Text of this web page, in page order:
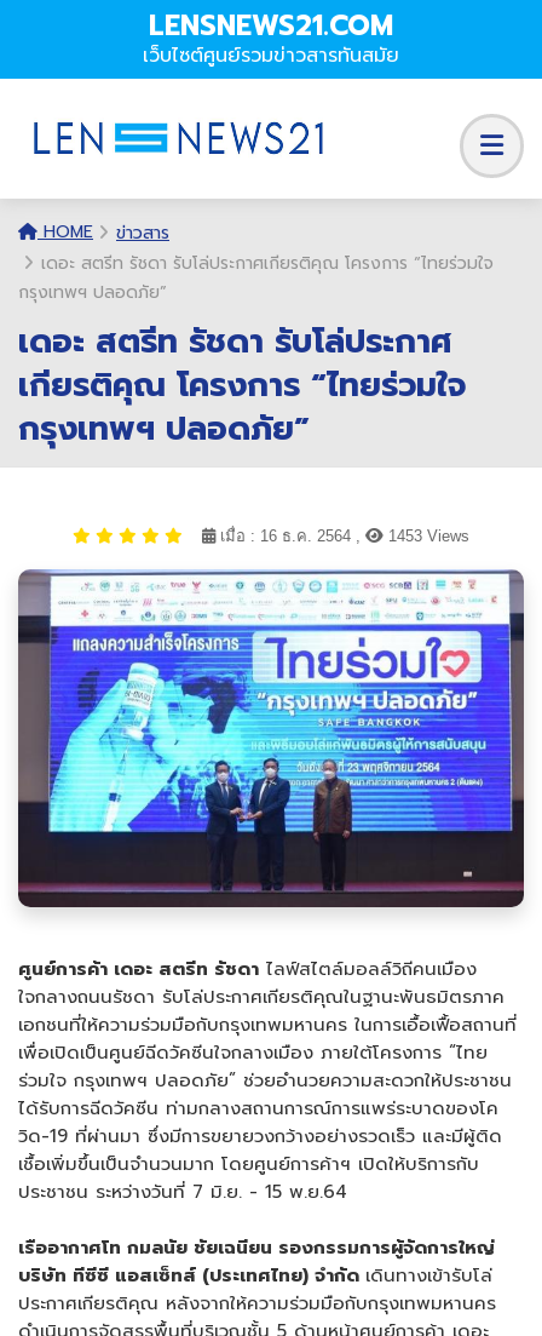
LENSNEWS21.COM
เว็บไซต์ศูนย์รวมข่าวสารทันสมัย
HOME
ข่าวสาร
เดอะ สตรีท รัชดา รับโล่ประกาศเกียรติคุณ โครงการ “ไทยร่วมใจ
กรุงเทพฯ ปลอดภัย”
เดอะ สตรีท รัชดา รับโล่ประกาศ
เกียรติคุณ โครงการ “ไทยร่วมใจ
กรุงเทพฯ ปลอดภัย”
เมื่อ : 16 ธ.ค. 2564 , 1453 Views
ศูนย์การค้า เดอะ สตรีท รัชดา ไลฟ์สไตล์มอลล์วิถีคนเมือง
ใจกลางถนนรัชดา รับโล่ประกาศเกียรติคุณในฐานะพันธมิตรภาค
เอกชนที่ให้ความร่วมมือกับกรุงเทพมหานคร ในการเอื้อเฟื้อสถานที่
เพื่อเปิดเป็นศูนย์ฉีดวัคซีนใจกลางเมือง ภายใต้โครงการ “ไทย
ร่วมใจ กรุงเทพฯ ปลอดภัย” ช่วยอำนวยความสะดวกให้ประชาชน
ได้รับการฉีดวัคซีน ท่ามกลางสถานการณ์การแพร่ระบาดของโค
วิด-19 ที่ผ่านมา ซึ่งมีการขยายวงกว้างอย่างรวดเร็ว และมีผู้ติด
เชื้อเพิ่มขึ้นเป็นจำนวนมาก โดยศูนย์การค้าฯ เปิดให้บริการกับ
ประชาชน ระหว่างวันที่ 7 มิ.ย. - 15 พ.ย.64
เรืออากาศโท กมลนัย ชัยเฉนียน รองกรรมการผู้จัดการใหญ่
บริษัท ทีซีซี แอสเซ็ทส์ (ประเทศไทย) จำกัด เดินทางเข้ารับโล่
ประกาศเกียรติคุณ หลังจากให้ความร่วมมือกับกรุงเทพมหานคร
ดำเนินการจัดสรรพื้นที่บริเวณชั้น 5 ด้านหน้าศูนย์การค้า เดอะ